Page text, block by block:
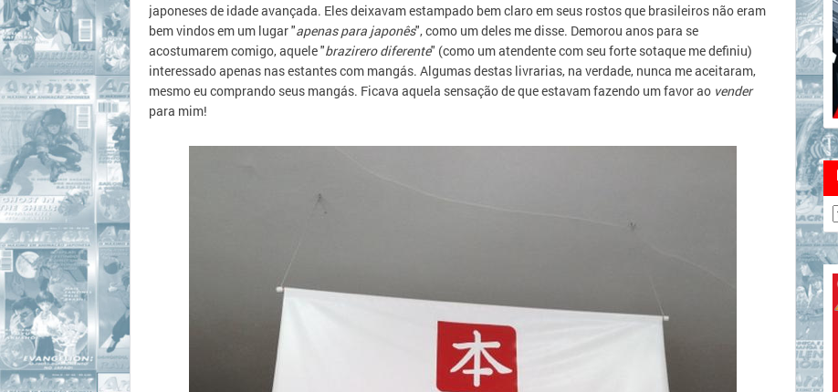
japoneses de idade avançada. Eles deixavam estampado bem claro em seus rostos que brasileiros não eram
bem vindos em um lugar "apenas para japonês", como um deles me disse. Demorou anos para se
acostumarem comigo, aquele "brazirero diferente" (como um atendentecom seu forte sotaque me definiu)
interessado apenas nas estantes com mangás. Algumas destas livrarias, na verdade, nunca me aceitaram,
mesmo eu comprando seus mangás. Ficava aquela sensação de que estavam fazendo um favor ao vender
para mim!